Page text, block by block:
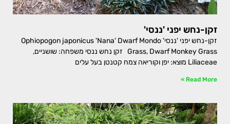
זקן-נחש יפני 'ננסי'
זקן-נחש יפני 'ננסי' Ophiopogon japonicus 'Nana' Dwarf Mondo
Grass, Dwarf Monkey Grass זקן נחש ננסי משפחה: שושניים,
Liliaceae מוצא: יפן וקוריאה צמח קטנטן בעל עלים
Read More »